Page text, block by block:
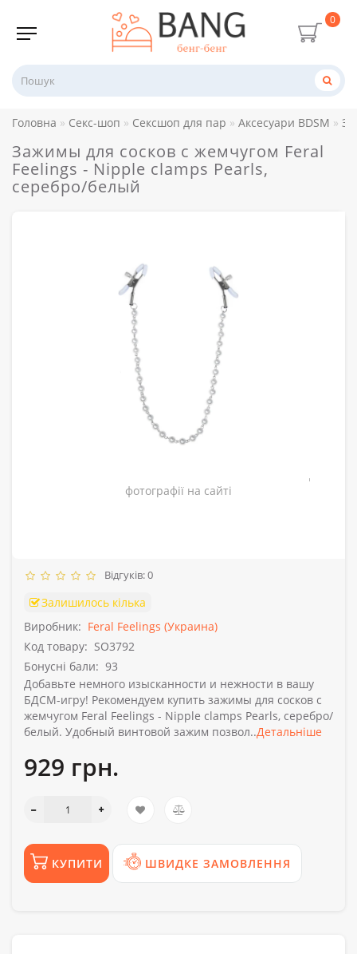
0
Головна Секс-шоп Сексшоп для пар Аксесуари BDSM
Зажимы для сосков с жемчугом Feral
Feelings - Nipple clamps Pearls,
серебро/белый
Зовнішній вигляд товару може відрізнятись від
фотографії на сайті
Відгуків: 0
Залишилось кілька
Виробник: Feral Feelings (Украина)
Код товару: SO3792
Бонусні бали: 93
Добавьте немного изысканности и нежности в вашу
БДСМ-игру! Рекомендуем купить зажимы для сосков с
жемчугом Feral Feelings - Nipple clamps Pearls, серебро/
белый. Удобный винтовой зажим позвол..Детальніше
929 грн.
КУПИТИ ШВИДКЕ ЗАМОВЛЕННЯ